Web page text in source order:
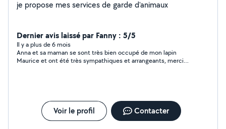
je propose mes services de garde d'animaux
Dernier avis laissé par Fanny : 5/5
Il y a plus de 6 mois
Anna et sa maman se sont très bien occupé de mon lapin
Maurice et ont été très sympathiques et arrangeants, merci
Voir le profil Contacter